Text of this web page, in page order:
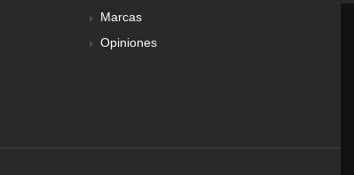
Marcas
Opiniones